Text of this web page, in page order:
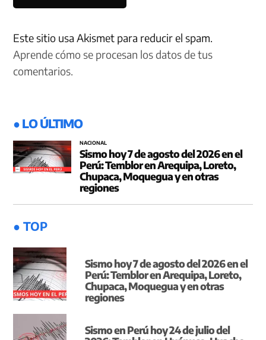
Este sitio usa Akismet para reducir el spam.
Aprende cómo se procesan los datos de tus
comentarios.
● LO ÚLTIMO
NACIONAL
Sismo hoy 7 de agosto del 2026 en el
Perú: Temblor en Arequipa, Loreto,
Chupaca, Moquegua y en otras
regiones
● TOP
Sismo hoy 7 de agosto del 2026 en el
Perú: Temblor en Arequipa, Loreto,
Chupaca, Moquegua y en otras
regiones
Sismo en Perú hoy 24 de julio del